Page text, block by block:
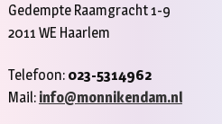
Gedempte Raamgracht 1-9
2011 WE Haarlem
Telefoon: 023-5314962
Mail: info@monnikendam.nl